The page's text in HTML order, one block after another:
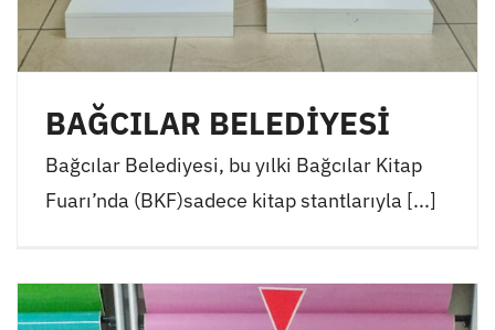
BAĞCILAR BELEDİYESİ
Bağcılar Belediyesi, bu yılki Bağcılar Kitap
Fuarı’nda (BKF)sadece kitap stantlarıyla [...]